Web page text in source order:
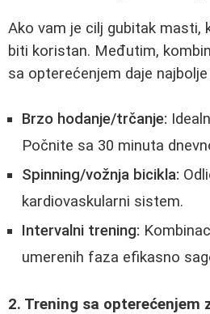
Ako vam je cilj gubitak masti,
biti koristan. Međutim,
sa opterećenjem daje
Brzo hodanje/trčanje:
Počnite sa 30 minuta
Spinning/vožnja bicikla:
kardiovaskularni sistem.
Intervalni trening:
umerenih faza efikasno
2. Trening sa opterećenjem